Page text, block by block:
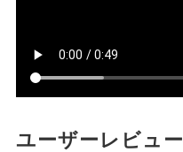
ユーザーレビュー